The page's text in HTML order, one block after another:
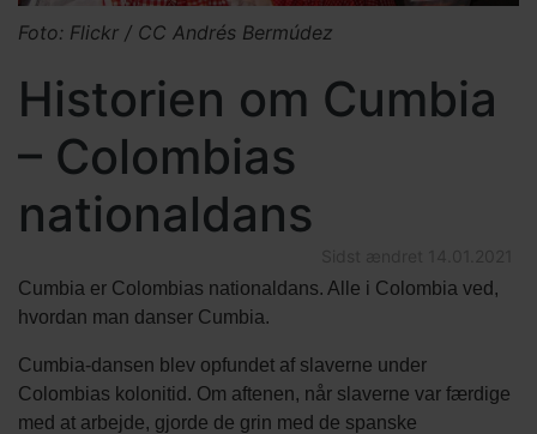
Foto: Flickr / CC Andrés Bermúdez
Historien om Cumbia
– Colombias
nationaldans
Cumbia er Colombias nationaldans. Alle i Colombia ved,
hvordan man danser Cumbia.
Cumbia-dansen blev opfundet af slaverne under
Colombias kolonitid. Om aftenen, når slaverne var færdige
med at arbejde, gjorde de grin med de spanske